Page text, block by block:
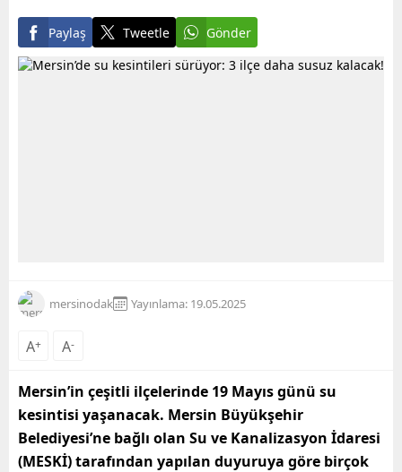
Paylaş Tweetle Gönder
mersinodak Yayınlama: 19.05.2025
A+ A-
Mersin’in çeşitli ilçelerinde 19 Mayıs günü su
kesintisi yaşanacak. Mersin Büyükşehir
Belediyesi’ne bağlı olan Su ve Kanalizasyon İdaresi
(MESKİ) tarafından yapılan duyuruya göre birçok